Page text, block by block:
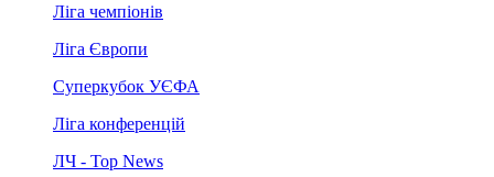
Ліга чемпіонів
Ліга Європи
Суперкубок УЄФА
Ліга конференцій
ЛЧ - Top News